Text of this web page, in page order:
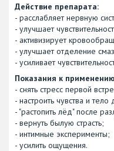
Действие препарата:
- расслабляет нервную
- улучшает
- активизирует
- улучшает отделение
- усиливает
Показания к
- снять стресс первой
- настроить чувства и тело
- "растопить лёд" после
- вернуть былую страсть;
- интимные эксперименты;
- усилить ощущения.